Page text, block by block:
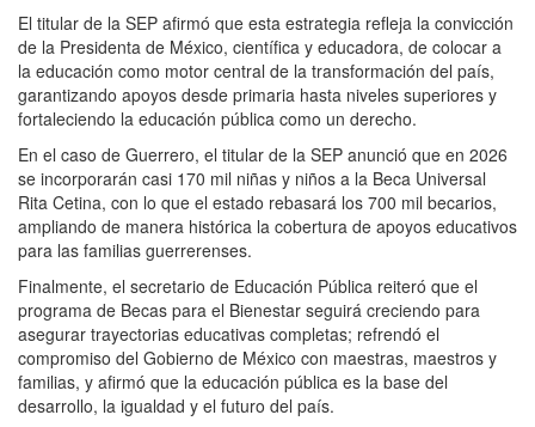
El titular de la SEP afirmó que esta estrategia refleja la convicción
de la Presidenta de México, científica y educadora, de colocar a
la educación como motor central de la transformación del país,
garantizando apoyos desde primaria hasta niveles superiores y
fortaleciendo la educación pública como un derecho.
En el caso de Guerrero, el titular de la SEP anunció que en 2026
se incorporarán casi 170 mil niñas y niños a la Beca Universal
Rita Cetina, con lo que el estado rebasará los 700 mil becarios,
ampliando de manera histórica la cobertura de apoyos educativos
para las familias guerrerenses.
Finalmente, el secretario de Educación Pública reiteró que el
programa de Becas para el Bienestar seguirá creciendo para
asegurar trayectorias educativas completas; refrendó el
compromiso del Gobierno de México con maestras, maestros y
familias, y afirmó que la educación pública es la base del
desarrollo, la igualdad y el futuro del país.